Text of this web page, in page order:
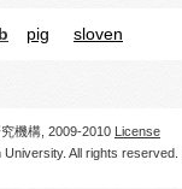
pig sloven
機構, 2009-2010 License
All rights reserved.